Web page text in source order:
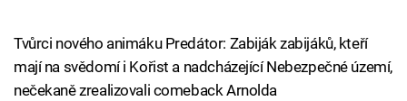
Tvůrci nového animáku Predátor: Zabiják zabijáků, kteří
mají na svědomí i Kořist a nadcházející Nebezpečné území,
nečekaně zrealizovali comeback Arnolda